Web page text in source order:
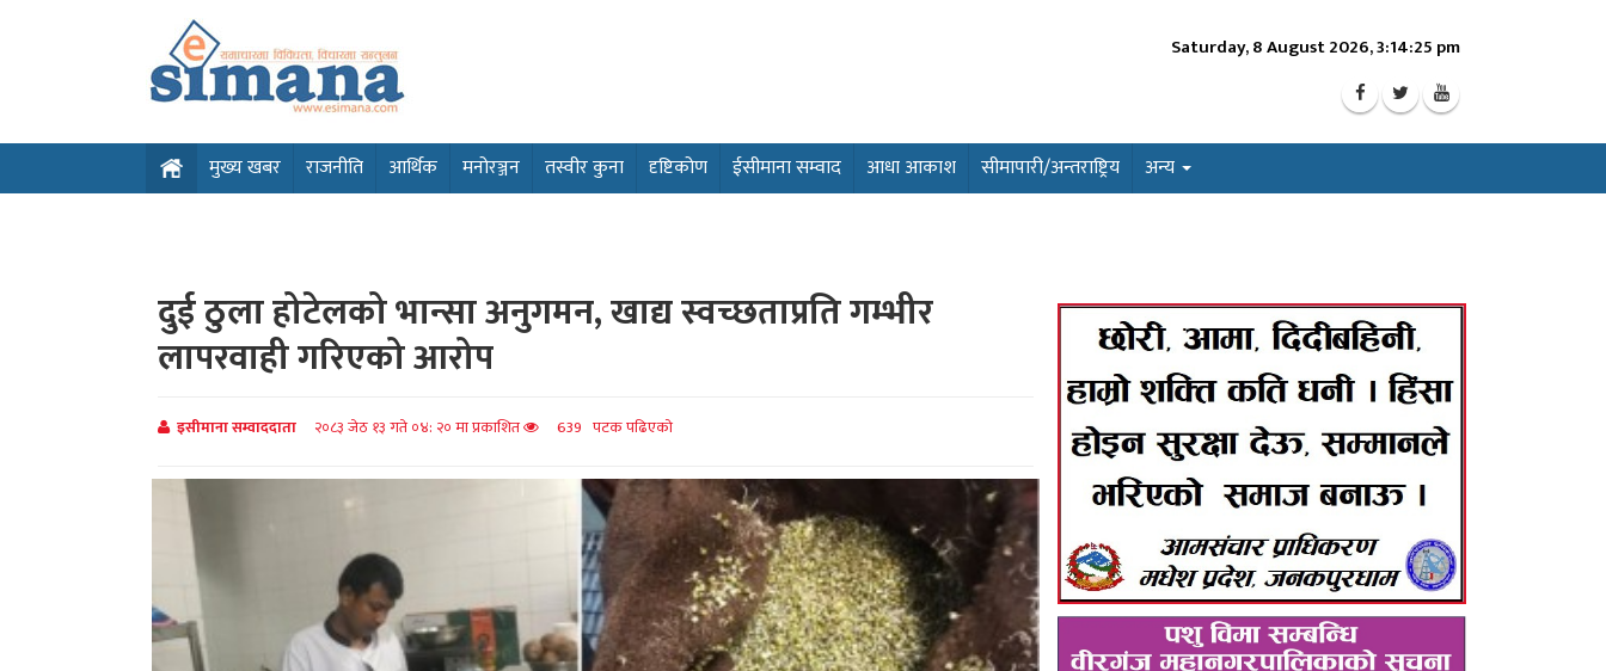
Saturday, 8 August 2026, 3:14:27 pm
मुख्य खबर राजनीति आर्थिक मनोरञ्जन तस्वीर कुना दृष्टिकोण ईसीमाना सम्वाद आधा आकाश सीमापारी/अन्तराष्ट्रिय अन्य
दुई ठुला होटेलको भान्सा अनुगमन, खाद्य स्वच्छताप्रति गम्भीर
लापरवाही गरिएको आरोप
इसीमाना सम्वाददाता २०८३ जेठ १३ गते ०४: २० मा प्रकाशित 639 पटक पढिएको